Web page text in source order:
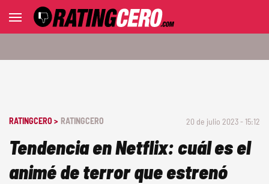
RATINGCERO > RATINGCERO 20 de julio 2023 - 15:12
Tendencia en Netflix: cuál es el
animé de terror que estrenó